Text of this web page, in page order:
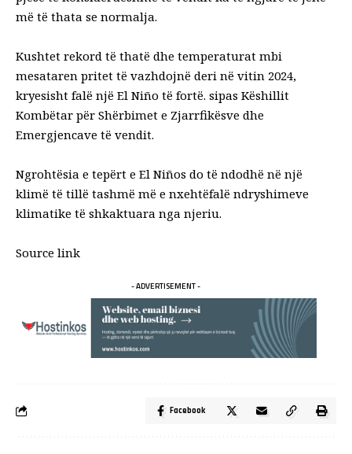
më të thata se normalja.
Kushtet rekord të thatë dhe temperaturat mbi
mesataren pritet të vazhdojnë deri në vitin 2024,
kryesisht falë një El Niño të fortë. sipas Këshillit
Kombëtar për Shërbimet e Zjarrfikësve dhe
Emergjencave të vendit.
Ngrohtësia e tepërt e El Niños do të ndodhë në një
klimë të tillë tashmë më e nxehtëfalë ndryshimeve
klimatike të shkaktuara nga njeriu.
Source link
- ADVERTISEMENT -
Facebook